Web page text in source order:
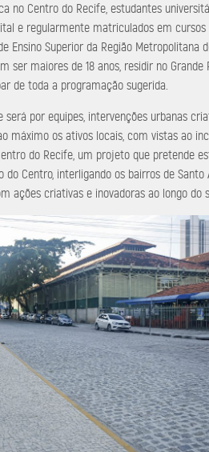
no Centro do Recife, estudantes
e regularmente matriculados em cursos
Ensino Superior da Região Metropolitana
ser maiores de 18 anos, residir no
de toda a programação sugerida.
será por equipes, intervenções urbanas
máximo os ativos locais, com vistas ao
do Recife, um projeto que pretende
do Centro, interligando os bairros de Santo
ações criativas e inovadoras ao longo do